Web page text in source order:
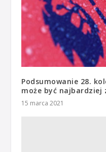
Podsumowanie 28.
może być najbardziej
15 marca 2021